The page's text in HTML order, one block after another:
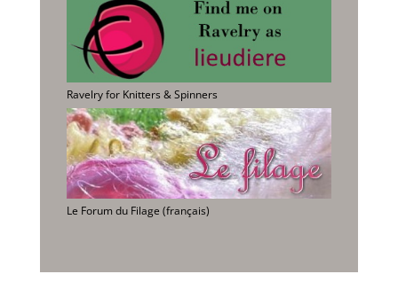
Ravelry for Knitters & Spinners
Le Forum du Filage (français)